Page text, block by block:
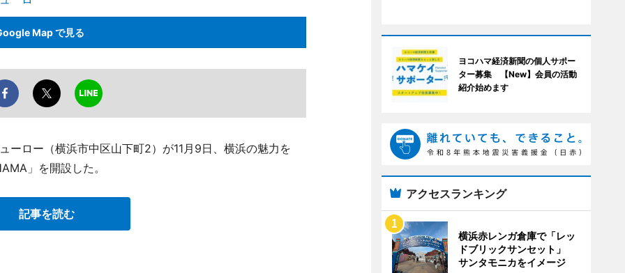
Map で見る
ーロー（横浜市中区山下町2）が11月9日、横浜の魅力を
」を開設した。
記事を読む
ヨコハマ経済新聞の個人サポー
ター募集 【New】会員の活動
紹介始めます
アクセスランキング
横浜赤レンガ倉庫で「レッ
ドブリックサンセット」
サンタモニカをイメージ